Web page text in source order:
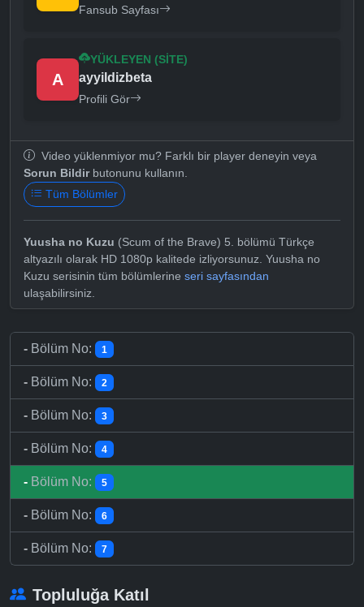
Fansub Sayfası
A
YÜKLEYEN (SITE)
ayyildizbeta
Profili Gör
Video yüklenmiyor mu? Farklı bir player deneyin veya
Sorun Bildirbutonunu kullanın.
Tüm Bölümler
Yuusha no Kuzu (Scum of the Brave) 5. bölümü Türkçe
altyazılı olarak HD 1080p kalitede izliyorsunuz. Yuusha no
Kuzu serisinin tüm bölümlerine seri sayfasından
ulaşabilirsiniz.
- Bölüm No: 1
- Bölüm No: 2
- Bölüm No: 3
- Bölüm No: 4
- Bölüm No: 5
- Bölüm No: 6
- Bölüm No: 7
Topluluğa Katıl